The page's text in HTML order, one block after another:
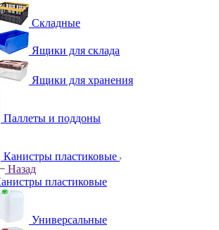
Складные
Ящики для склада
Ящики для хранения
Паллеты и поддоны
Канистры пластиковые
Назад
пластиковые
Универсальные